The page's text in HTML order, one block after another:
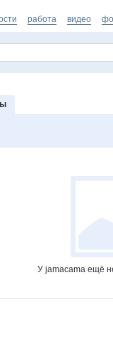
работа видео
У jamacama ещё